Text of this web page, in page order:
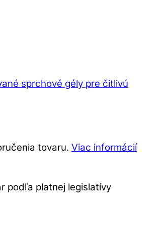
sprchové gély pre čitlivú
tovaru. Viac informácií
podľa platnej legislatívy